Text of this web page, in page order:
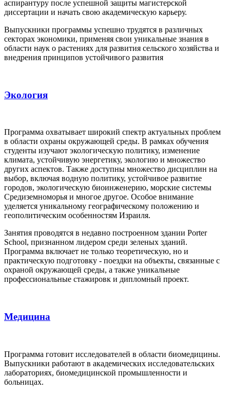
аспирантуру после успешной защиты магистерской
диссертации и начать свою академическую карьеру.
Выпускники программы успешно трудятся в различных
секторах экономики, применяя свои уникальные знания в
области наук о растениях для развития сельского хозяйства и
внедрения принципов устойчивого развития
Экология
Программа охватывает широкий спектр актуальных проблем
в области охраны окружающей среды. В рамках обучения
студенты изучают экологическую политику, изменение
климата, устойчивую энергетику, экологию и множество
других аспектов. Также доступны множество дисциплин на
выбор, включая водную политику, устойчивое развитие
городов, экологическую биоинженерию, морские системы
Средиземноморья и многое другое. Особое внимание
уделяется уникальному географическому положению и
геополитическим особенностям Израиля.
Занятия проводятся в недавно построенном здании Porter
School, признанном лидером среди зеленых зданий.
Программа включает не только теоретическую, но и
практическую подготовку - поездки на объекты, связанные с
охраной окружающей среды, а также уникальные
профессиональные стажировк и дипломный проект.
Медицина
Программа готовит исследователей в области биомедицины.
Выпускники работают в академических исследовательских
лабораториях, биомедицинской промышленности и
больницах.